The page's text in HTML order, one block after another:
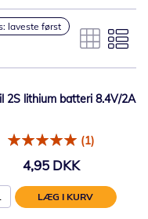
laveste først
2S lithium batteri 8.4V/2A
(1)
4,95 DKK
LÆG I KURV